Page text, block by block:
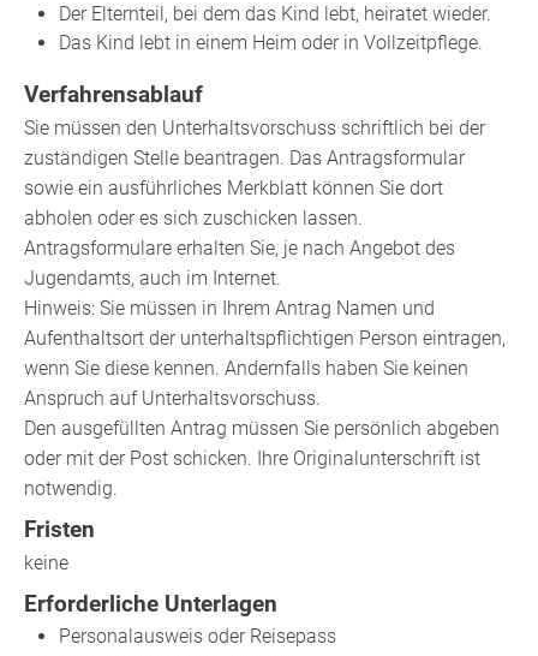
Der Elternteil, bei dem das Kind lebt, heiratet wieder.
Das Kind lebt in einem Heim oder in Vollzeitpflege.
Verfahrensablauf
Sie müssen den Unterhaltsvorschuss schriftlich bei der
zuständigen Stelle beantragen. Das Antragsformular
sowie ein ausführliches Merkblatt können Sie dort
abholen oder es sich zuschicken lassen.
Antragsformulare erhalten Sie, je nach Angebot des
Jugendamts, auch im Internet.
Hinweis: Sie müssen in Ihrem Antrag Namen und
Aufenthaltsort der unterhaltspflichtigen Person eintragen,
wenn Sie diese kennen. Andernfalls haben Sie keinen
Anspruch auf Unterhaltsvorschuss.
Den ausgefüllten Antrag müssen Sie persönlich abgeben
oder mit der Post schicken. Ihre Originalunterschrift ist
notwendig.
Fristen
keine
Erforderliche Unterlagen
Personalausweis oder Reisepass